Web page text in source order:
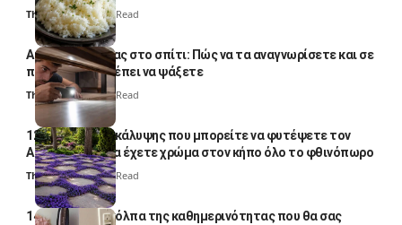
Thali Ombre4 Min Read
Αυγά κατσαρίδας στο σπίτι: Πώς να τα αναγνωρίσετε και σε
ποια σημεία πρέπει να ψάξετε
Thali Ombre4 Min Read
12 φυτά εδαφοκάλυψης που μπορείτε να φυτέψετε τον
Αύγουστο για να έχετε χρώμα στον κήπο όλο το φθινόπωρο
Thali Ombre7 Min Read
14 πανέξυπνα κόλπα της καθημερινότητας που θα σας